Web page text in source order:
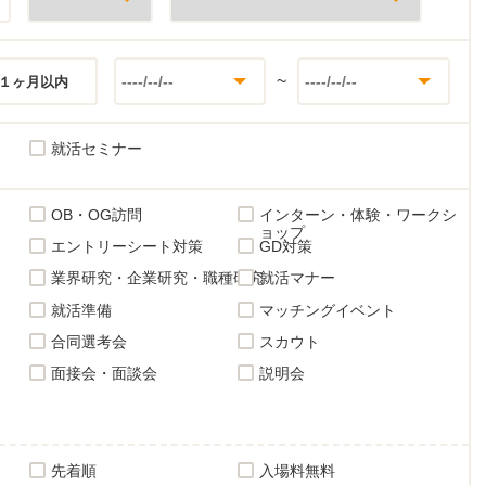
ヶ月以内 ~
就活セミナー
OB・OG訪問
インターン・体験・ワークシ
ョップ
エントリーシート対策
GD対策
業界研究・企業研究・職種研究就活マナー
就活準備
マッチングイベント
合同選考会
スカウト
面接会・面談会
説明会
先着順 入場料無料